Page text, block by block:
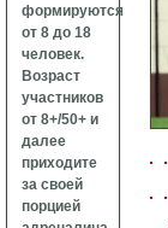
формируются
от 8 до 18
человек.
Возраст
участников
от 8+/50+ и
далее
приходите
за своей
порцией